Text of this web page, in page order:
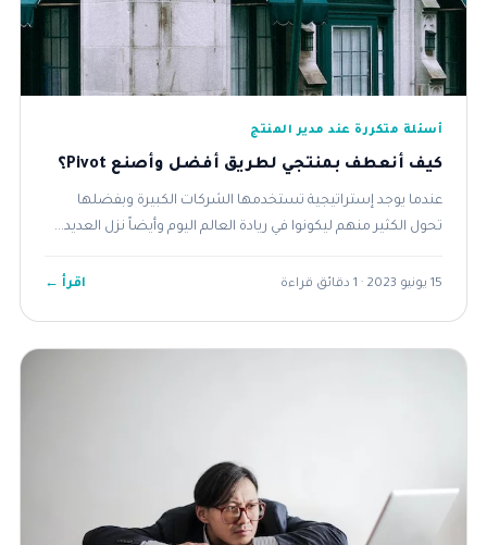
أسئلة متكررة عند مدير المنتج
كيف أنعطف بمنتجي لطريق أفضل وأصنع Pivot؟
عندما يوجد إستراتيجية تستخدمها الشركات الكبيرة وبفضلها
تحول الكثير منهم ليكونوا في ريادة العالم اليوم وأيضاً نزل العديد...
15 يونيو 2023 · 1 دقائق قراءة اقرأ ←